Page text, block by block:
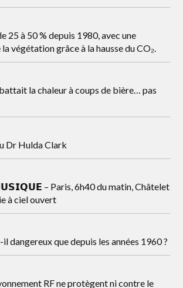
25 à 50 % depuis 1980, avec une
végétation grâce à la hausse du CO₂.
la chaleur à coups de bière… pas
Dr Hulda Clark
– Paris, 6h40 du matin, Châtelet
à ciel ouvert
il dangereux que depuis les années 1960 ?
RF ne protègent ni contre le